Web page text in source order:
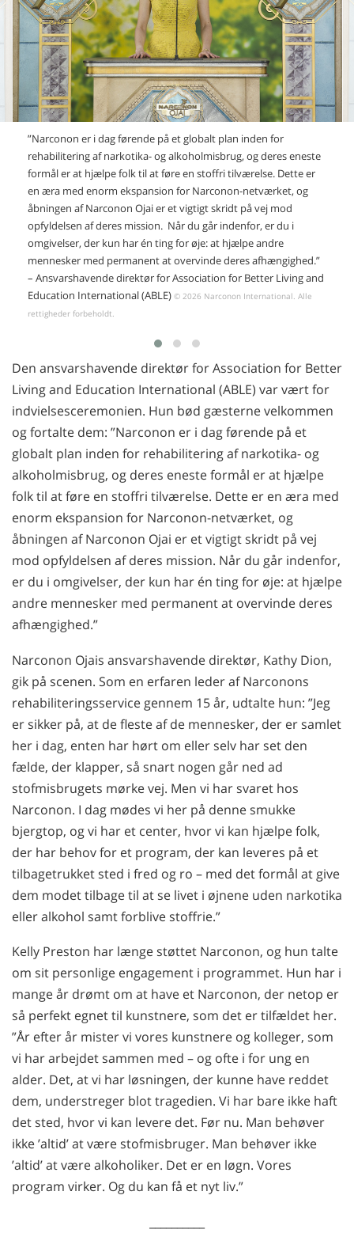
”Narconon er i dag førende på et globalt plan inden for
rehabilitering af narkotika- og alkoholmisbrug, og deres eneste
formål er at hjælpe folk til at føre en stoffri tilværelse. Dette er
en æra med enorm ekspansion for Narconon-netværket, og
åbningen af Narconon Ojai er et vigtigt skridt på vej mod
opfyldelsen af deres mission. Når du går indenfor, er du i
omgivelser, der kun har én ting for øje: at hjælpe andre
mennesker med permanent at overvinde deres afhængighed.”
– Ansvarshavende direktør for Association for Better Living and
Education International (ABLE) © 2026 Narconon International. Alle
rettigheder forbeholdt.
Den ansvarshavende direktør for Association for Better
Living and Education International (ABLE) var vært for
indvielsesceremonien. Hun bød gæsterne velkommen
og fortalte dem: ”Narconon er i dag førende på et
globalt plan inden for rehabilitering af narkotika- og
alkoholmisbrug, og deres eneste formål er at hjælpe
folk til at føre en stoffri tilværelse. Dette er en æra med
enorm ekspansion for Narconon-netværket, og
åbningen af Narconon Ojai er et vigtigt skridt på vej
mod opfyldelsen af deres mission. Når du går indenfor,
er du i omgivelser, der kun har én ting for øje: at hjælpe
andre mennesker med permanent at overvinde deres
afhængighed.”
Narconon Ojais ansvarshavende direktør, Kathy Dion,
gik på scenen. Som en erfaren leder af Narconons
rehabiliteringsservice gennem 15 år, udtalte hun: ”Jeg
er sikker på, at de fleste af de mennesker, der er samlet
her i dag, enten har hørt om eller selv har set den
fælde, der klapper, så snart nogen går ned ad
stofmisbrugets mørke vej. Men vi har svaret hos
Narconon. I dag mødes vi her på denne smukke
bjergtop, og vi har et center, hvor vi kan hjælpe folk,
der har behov for et program, der kan leveres på et
tilbagetrukket sted i fred og ro – med det formål at give
dem modet tilbage til at se livet i øjnene uden narkotika
eller alkohol samt forblive stoffrie.”
Kelly Preston har længe støttet Narconon, og hun talte
om sit personlige engagement i programmet. Hun har i
mange år drømt om at have et Narconon, der netop er
så perfekt egnet til kunstnere, som det er tilfældet her.
”År efter år mister vi vores kunstnere og kolleger, som
vi har arbejdet sammen med – og ofte i for ung en
alder. Det, at vi har løsningen, der kunne have reddet
dem, understreger blot tragedien. Vi har bare ikke haft
det sted, hvor vi kan levere det. Før nu. Man behøver
ikke ’altid’ at være stofmisbruger. Man behøver ikke
’altid’ at være alkoholiker. Det er en løgn. Vores
program virker. Og du kan få et nyt liv.”